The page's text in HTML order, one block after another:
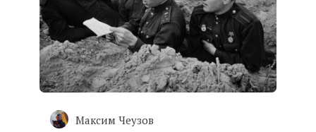
Максим Чеузов